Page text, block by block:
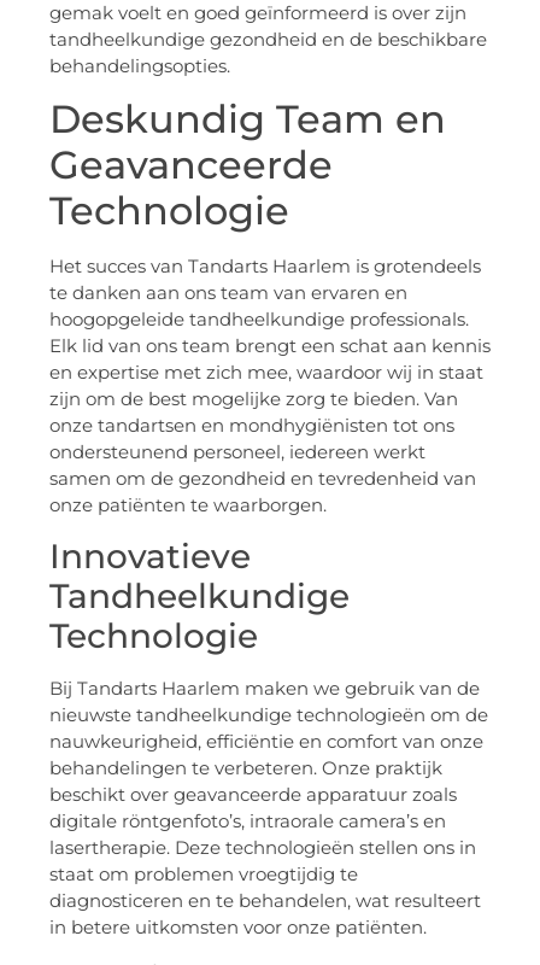
gemak voelt en goed geïnformeerd is over zijn
tandheelkundige gezondheid en de beschikbare
behandelingsopties.
Deskundig Team en
Geavanceerde
Technologie
Het succes van Tandarts Haarlem is grotendeels
te danken aan ons team van ervaren en
hoogopgeleide tandheelkundige professionals.
Elk lid van ons team brengt een schat aan kennis
en expertise met zich mee, waardoor wij in staat
zijn om de best mogelijke zorg te bieden. Van
onze tandartsen en mondhygiënisten tot ons
ondersteunend personeel, iedereen werkt
samen om de gezondheid en tevredenheid van
onze patiënten te waarborgen.
Innovatieve
Tandheelkundige
Technologie
Bij Tandarts Haarlem maken we gebruik van de
nieuwste tandheelkundige technologieën om de
nauwkeurigheid, efficiëntie en comfort van onze
behandelingen te verbeteren. Onze praktijk
beschikt over geavanceerde apparatuur zoals
digitale röntgenfoto’s, intraorale camera’s en
lasertherapie. Deze technologieën stellen ons in
staat om problemen vroegtijdig te
diagnosticeren en te behandelen, wat resulteert
in betere uitkomsten voor onze patiënten.